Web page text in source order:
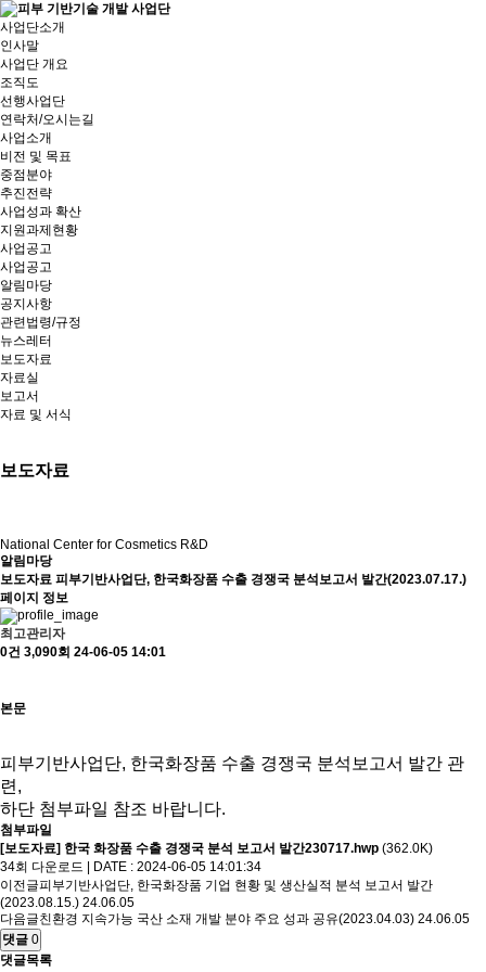
사업단소개
인사말
사업단 개요
조직도
선행사업단
연락처/오시는길
사업소개
비전 및 목표
중점분야
추진전략
사업성과 확산
지원과제현황
사업공고
사업공고
알림마당
공지사항
관련법령/규정
뉴스레터
보도자료
자료실
보고서
자료 및 서식
보도자료
National Center for Cosmetics R&D
알림마당
보도자료 피부기반사업단, 한국화장품 수출 경쟁국 분석보고서 발간(2023.07.17.)
페이지 정보
최고관리자
0건 3,090회 24-06-05 14:01
본문
피부기반사업단, 한국화장품 수출 경쟁국 분석보고서 발간 관
련,
하단 첨부파일 참조 바랍니다.
첨부파일
[보도자료] 한국 화장품 수출 경쟁국 분석 보고서 발간230717.hwp (362.0K)
34회 다운로드 | DATE : 2024-06-05 14:01:34
이전글피부기반사업단, 한국화장품 기업 현황 및 생산실적 분석 보고서 발간
(2023.08.15.) 24.06.05
다음글친환경 지속가능 국산 소재 개발 분야 주요 성과 공유(2023.04.03) 24.06.05
댓글 0
댓글목록